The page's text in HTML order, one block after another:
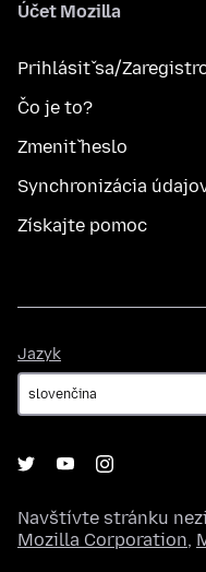
Účet Mozilla
Prihlásiť sa/
Čo je to?
Zmeniť heslo
Synchronizácia
Získajte pomoc
Jazyk
Navštívte stránku
Mozilla Corporation,